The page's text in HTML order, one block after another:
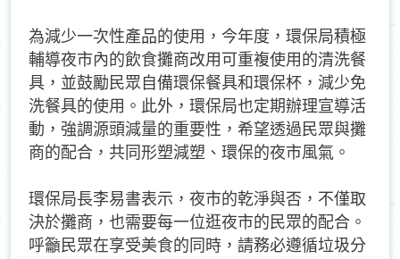
為減少一次性產品的使用，今年度，環保局積極
輔導夜市內的飲食攤商改用可重複使用的清洗餐
具，並鼓勵民眾自備環保餐具和環保杯，減少免
洗餐具的使用。此外，環保局也定期辦理宣導活
動，強調源頭減量的重要性，希望透過民眾與攤
商的配合，共同形塑減塑、環保的夜市風氣。
環保局長李易書表示，夜市的乾淨與否，不僅取
決於攤商，也需要每一位逛夜市的民眾的配合。
呼籲民眾在享受美食的同時，請務必遵循垃圾分